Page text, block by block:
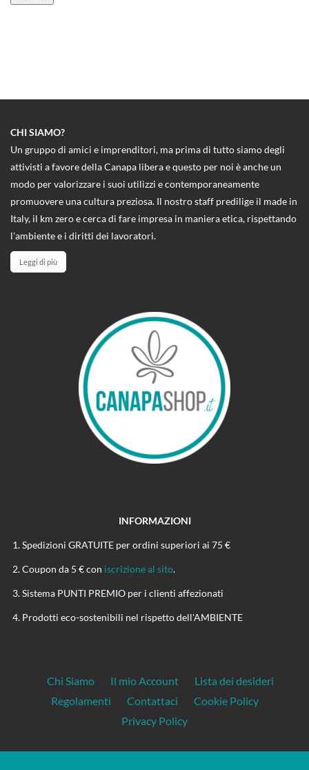
CHI SIAMO?
Un gruppo di amici e imprenditori, ma prima di tutto siamo degli
attivisti a favore della Canapa libera e questo per noi è anche un
modo per valorizzare i suoi utilizzi e contemporaneamente
promuovere una cultura preziosa. Il nostro staff predilige il made in
Italy, il km zero e cerca di fare impresa in maniera etica, rispettando
l'ambiente e i diritti dei lavoratori.
Leggi di più
INFORMAZIONI
Spedizioni GRATUITE per ordini superiori ai 75 €
Coupon da 5 € con iscrizione al sito.
Sistema PUNTI PREMIO per i clienti affezionati
Prodotti eco-sostenibili nel rispetto dell'AMBIENTE
Chi Siamo Il mio Account
Lista dei desideri
Regolamenti
Contattaci
Cookie Policy
Privacy Policy